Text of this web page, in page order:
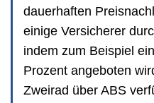
dauerhaften
einige Versicherer
indem zum Beispiel
Prozent angeboten
Zweirad über ABS